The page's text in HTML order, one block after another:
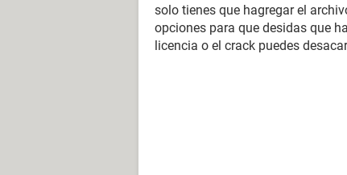
solo tienes que hagregar el
opciones para que desidas que
licencia o el crack puedes